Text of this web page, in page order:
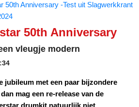
50th Anniversary -Test uit Slagwerkkrant
50th Anniversary
vleugje modern
jubileum met een paar bijzondere
mag een re-release van de